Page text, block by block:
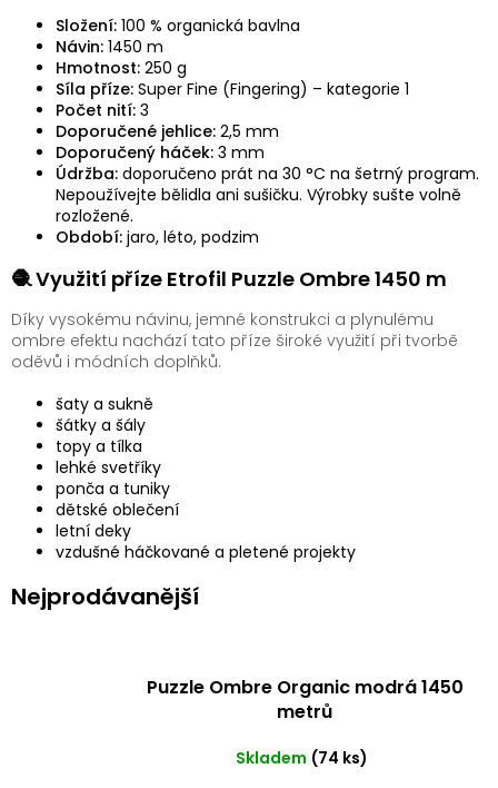
Složení: 100 % organická bavlna
Návin: 1450 m
Hmotnost: 250 g
Síla příze: Super Fine (Fingering) – kategorie 1
Počet nití: 3
Doporučené jehlice: 2,5 mm
Doporučený háček: 3 mm
Údržba: doporučeno prát na 30 °C na šetrný program.
Nepoužívejte bělidla ani sušičku. Výrobky sušte volně
rozložené.
Období: jaro, léto, podzim
🧶 Využití příze Etrofil Puzzle Ombre 1450 m
Díky vysokému návinu, jemné konstrukci a plynulému
ombre efektu nachází tato příze široké využití při tvorbě
oděvů i módních doplňků.
šaty a sukně
šátky a šály
topy a tílka
lehké svetříky
ponča a tuniky
dětské oblečení
letní deky
vzdušné háčkované a pletené projekty
Nejprodávanější
Puzzle Ombre Organic modrá 1450
metrů
Skladem (74 ks)